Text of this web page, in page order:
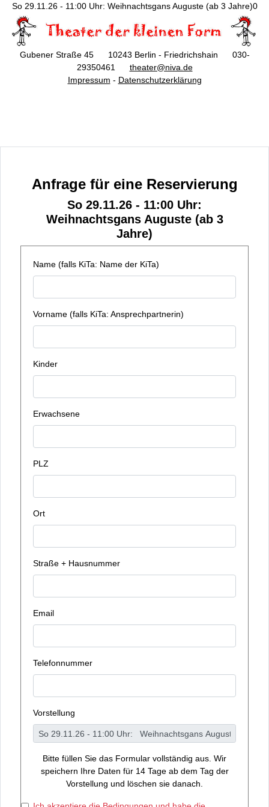
So 29.11.26 - 11:00 Uhr: Weihnachtsgans Auguste (ab 3 Jahre)0
Gubener Straße 45 10243 Berlin - Friedrichshain 030-
29350461 theater@niva.de
Impressum - Datenschutzerklärung
Anfrage für eine Reservierung
So 29.11.26 - 11:00 Uhr:
Weihnachtsgans Auguste (ab 3
Jahre)
Name (falls KiTa: Name der KiTa)
Vorname (falls KiTa: Ansprechpartnerin)
Kinder
Erwachsene
PLZ
Ort
Straße + Hausnummer
Email
Telefonnummer
Vorstellung
Bitte füllen Sie das Formular vollständig aus. Wir
speichern Ihre Daten für 14 Tage ab dem Tag der
Vorstellung und löschen sie danach.